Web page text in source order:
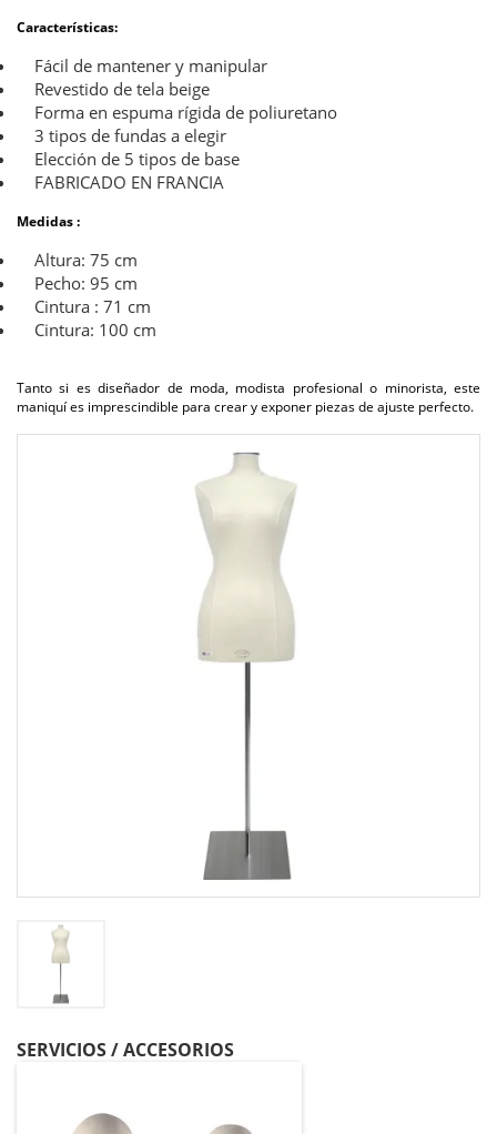
Características:
Fácil de mantener y manipular
Revestido de tela beige
Forma en espuma rígida de poliuretano
3 tipos de fundas a elegir
Elección de 5 tipos de base
FABRICADO EN FRANCIA
Medidas :
Altura: 75 cm
Pecho: 95 cm
Cintura : 71 cm
Cintura: 100 cm
Tanto si es diseñador de moda, modista profesional o minorista, este
maniquí es imprescindible para crear y exponer piezas de ajuste perfecto.
SERVICIOS / ACCESORIOS